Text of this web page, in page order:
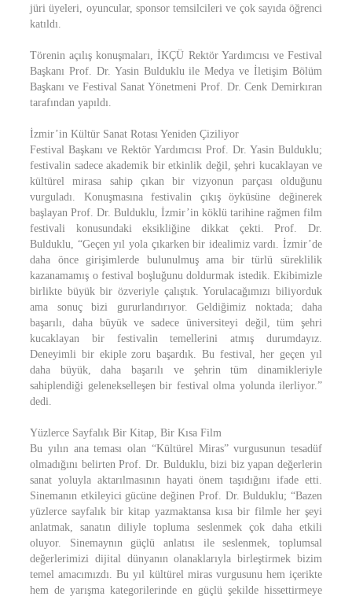
jüri üyeleri, oyuncular, sponsor temsilcileri ve çok sayıda öğrenci
katıldı.
Törenin açılış konuşmaları, İKÇÜ Rektör Yardımcısı ve Festival
Başkanı Prof. Dr. Yasin Bulduklu ile Medya ve İletişim Bölüm
Başkanı ve Festival Sanat Yönetmeni Prof. Dr. Cenk Demirkıran
tarafından yapıldı.
İzmir’in Kültür Sanat Rotası Yeniden Çiziliyor
Festival Başkanı ve Rektör Yardımcısı Prof. Dr. Yasin Bulduklu;
festivalin sadece akademik bir etkinlik değil, şehri kucaklayan ve
kültürel mirasa sahip çıkan bir vizyonun parçası olduğunu
vurguladı. Konuşmasına festivalin çıkış öyküsüne değinerek
başlayan Prof. Dr. Bulduklu, İzmir’in köklü tarihine rağmen film
festivali konusundaki eksikliğine dikkat çekti. Prof. Dr.
Bulduklu, “Geçen yıl yola çıkarken bir idealimiz vardı. İzmir’de
daha önce girişimlerde bulunulmuş ama bir türlü süreklilik
kazanamamış o festival boşluğunu doldurmak istedik. Ekibimizle
birlikte büyük bir özveriyle çalıştık. Yorulacağımızı biliyorduk
ama sonuç bizi gururlandırıyor. Geldiğimiz noktada; daha
başarılı, daha büyük ve sadece üniversiteyi değil, tüm şehri
kucaklayan bir festivalin temellerini atmış durumdayız.
Deneyimli bir ekiple zoru başardık. Bu festival, her geçen yıl
daha büyük, daha başarılı ve şehrin tüm dinamikleriyle
sahiplendiği gelenekselleşen bir festival olma yolunda ilerliyor.”
dedi.
Yüzlerce Sayfalık Bir Kitap, Bir Kısa Film
Bu yılın ana teması olan “Kültürel Miras” vurgusunun tesadüf
olmadığını belirten Prof. Dr. Bulduklu, bizi biz yapan değerlerin
sanat yoluyla aktarılmasının hayati önem taşıdığını ifade etti.
Sinemanın etkileyici gücüne değinen Prof. Dr. Bulduklu; “Bazen
yüzlerce sayfalık bir kitap yazmaktansa kısa bir filmle her şeyi
anlatmak, sanatın diliyle topluma seslenmek çok daha etkili
oluyor. Sinemaynın güçlü anlatısı ile seslenmek, toplumsal
değerlerimizi dijital dünyanın olanaklarıyla birleştirmek bizim
temel amacımızdı. Bu yıl kültürel miras vurgusunu hem içerikte
hem de yarışma kategorilerinde en güçlü şekilde hissettirmeye